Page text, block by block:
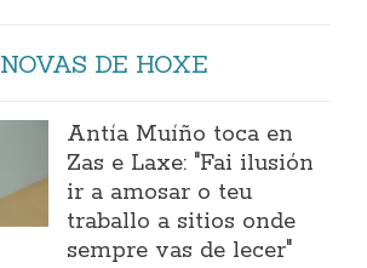
NOVAS DE HOXE
Antía Muíño toca en
Zas e Laxe: "Fai ilusión
ir a amosar o teu
traballo a sitios onde
sempre vas de lecer"